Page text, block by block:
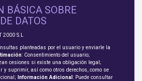
BÁSICA SOBRE
DATOS
2000 S.L
planteadas por el usuario y enviarle la
: Consentimiento del usuario;
cesiones si existe una obligación legal;
y suprimir, así como otros derechos, como se
Información Adicional : Puede consultar